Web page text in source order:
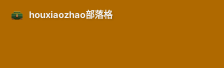
houxiaozhao部落格